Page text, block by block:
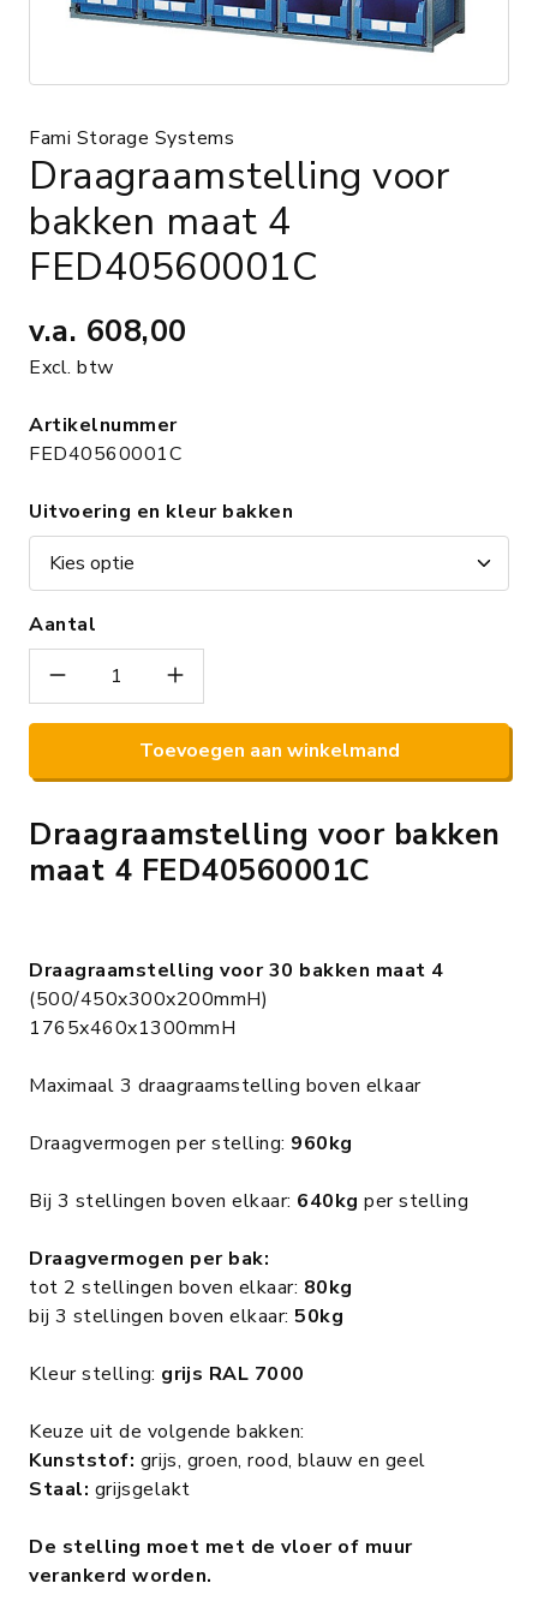
Fami Storage Systems
Draagraamstelling voor
bakken maat 4
FED40560001C
v.a. 608,00
Excl. btw
Artikelnummer
FED40560001C
Uitvoering en kleur bakken
Aantal
Toevoegen aan winkelmand
Draagraamstelling voor bakken
maat 4 FED40560001C
Draagraamstelling voor 30 bakken maat 4
(500/450x300x200mmH)
1765x460x1300mmH
Maximaal 3 draagraamstelling boven elkaar
Draagvermogen per stelling: 960kg
Bij 3 stellingen boven elkaar: 640kg per stelling
Draagvermogen per bak:
tot 2 stellingen boven elkaar: 80kg
bij 3 stellingen boven elkaar: 50kg
Kleur stelling: grijs RAL 7000
Keuze uit de volgende bakken:
Kunststof: grijs, groen, rood, blauw en geel
Staal: grijsgelakt
De stelling moet met de vloer of muur
verankerd worden.